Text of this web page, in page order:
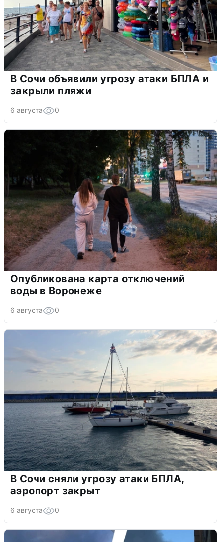
В Сочи объявили угрозу атаки БПЛА и
закрыли пляжи
6 августа 0
Опубликована карта отключений
воды в Воронеже
6 августа 0
В Сочи сняли угрозу атаки БПЛА,
аэропорт закрыт
6 августа 0